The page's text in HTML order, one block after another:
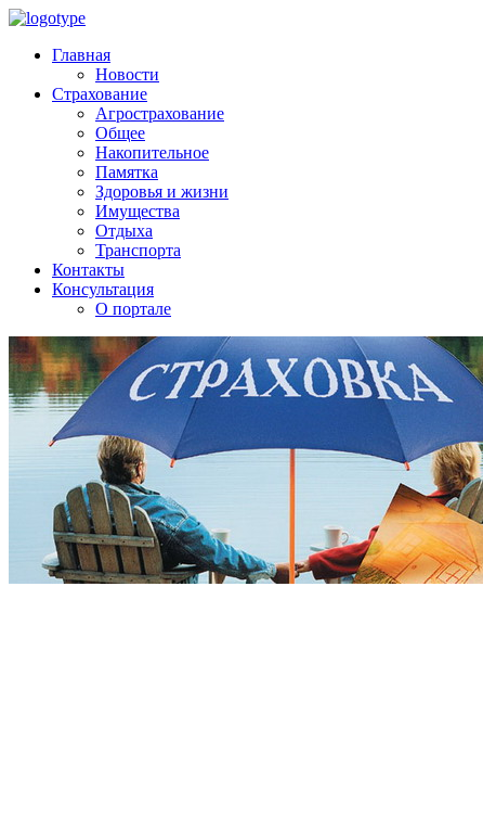
Главная
Новости
Страхование
Агрострахование
Общее
Накопительное
Памятка
Здоровья и жизни
Имущества
Отдыха
Транспорта
Контакты
Консультация
О портале